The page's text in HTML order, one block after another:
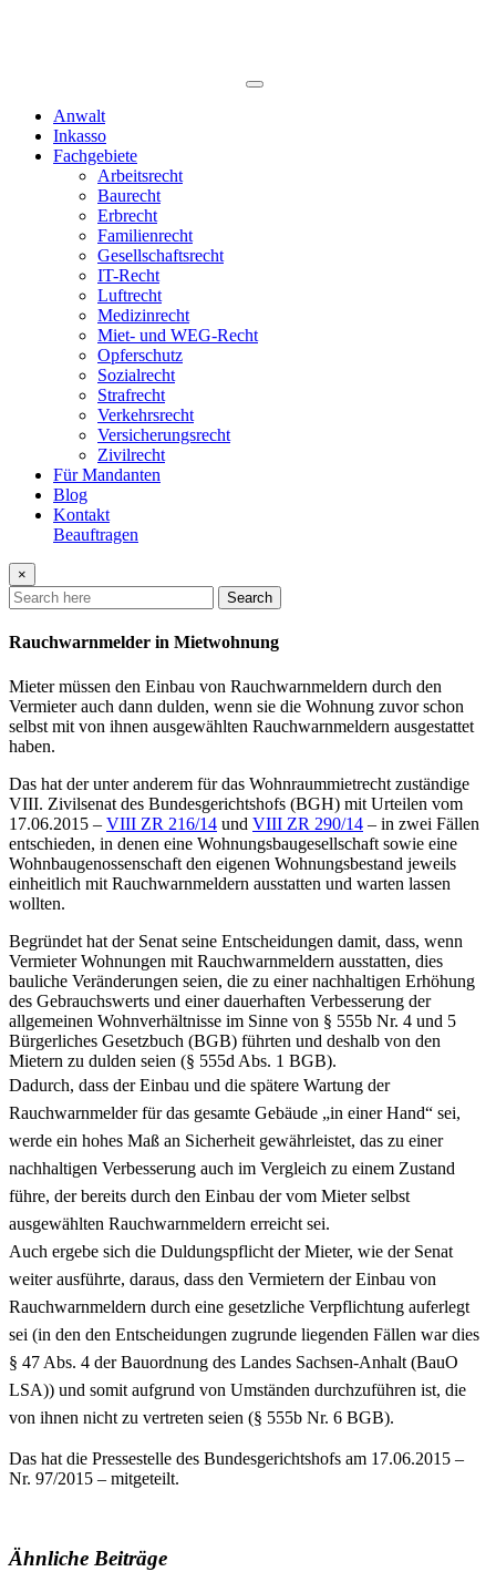
Anwalt
Inkasso
Fachgebiete
Arbeitsrecht
Baurecht
Erbrecht
Familienrecht
Gesellschaftsrecht
IT-Recht
Luftrecht
Medizinrecht
Miet- und WEG-Recht
Opferschutz
Sozialrecht
Strafrecht
Verkehrsrecht
Versicherungsrecht
Zivilrecht
Für Mandanten
Blog
Kontakt
Beauftragen
×
Search
Rauchwarnmelder in Mietwohnung
Mieter müssen den Einbau von Rauchwarnmeldern durch den
Vermieter auch dann dulden, wenn sie die Wohnung zuvor schon
selbst mit von ihnen ausgewählten Rauchwarnmeldern ausgestattet
haben.
Das hat der unter anderem für das Wohnraummietrecht zuständige
VIII. Zivilsenat des Bundesgerichtshofs (BGH) mit Urteilen vom
17.06.2015 – VIII ZR 216/14 und VIII ZR 290/14 – in zwei Fällen
entschieden, in denen eine Wohnungsbaugesellschaft sowie eine
Wohnbaugenossenschaft den eigenen Wohnungsbestand jeweils
einheitlich mit Rauchwarnmeldern ausstatten und warten lassen
wollten.
Begründet hat der Senat seine Entscheidungen damit, dass, wenn
Vermieter Wohnungen mit Rauchwarnmeldern ausstatten, dies
bauliche Veränderungen seien, die zu einer nachhaltigen Erhöhung
des Gebrauchswerts und einer dauerhaften Verbesserung der
allgemeinen Wohnverhältnisse im Sinne von § 555b Nr. 4 und 5
Bürgerliches Gesetzbuch (BGB) führten und deshalb von den
Mietern zu dulden seien (§ 555d Abs. 1 BGB).
Dadurch, dass der Einbau und die spätere Wartung der
Rauchwarnmelder für das gesamte Gebäude „in einer Hand“ sei,
werde ein hohes Maß an Sicherheit gewährleistet, das zu einer
nachhaltigen Verbesserung auch im Vergleich zu einem Zustand
führe, der bereits durch den Einbau der vom Mieter selbst
ausgewählten Rauchwarnmeldern erreicht sei.
Auch ergebe sich die Duldungspflicht der Mieter, wie der Senat
weiter ausführte, daraus, dass den Vermietern der Einbau von
Rauchwarnmeldern durch eine gesetzliche Verpflichtung auferlegt
sei (in den den Entscheidungen zugrunde liegenden Fällen war dies
§ 47 Abs. 4 der Bauordnung des Landes Sachsen-Anhalt (BauO
LSA)) und somit aufgrund von Umständen durchzuführen ist, die
von ihnen nicht zu vertreten seien (§ 555b Nr. 6 BGB).
Das hat die Pressestelle des Bundesgerichtshofs am 17.06.2015 –
Nr. 97/2015 – mitgeteilt.
Ähnliche Beiträge